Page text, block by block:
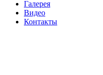
Галерея
Видео
Контакты